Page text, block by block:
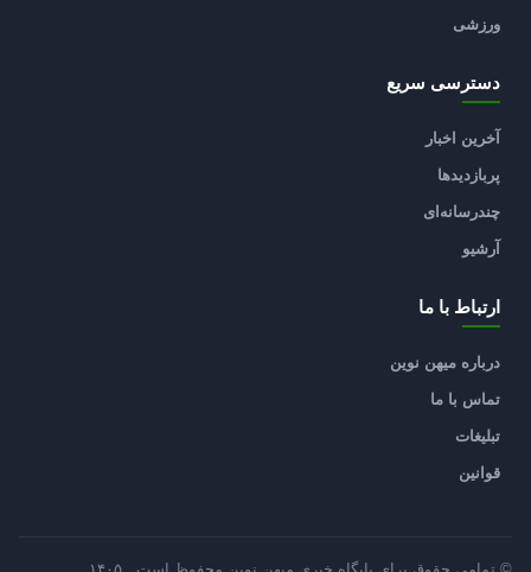
ورزشی
دسترسی سریع
آخرین اخبار
پربازدیدها
چندرسانه‌ای
آرشیو
ارتباط با ما
درباره میهن نوین
تماس با ما
تبلیغات
قوانین